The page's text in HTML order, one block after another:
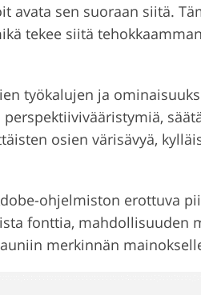
avata sen suoraan siitä.
tekee siitä
työkalujen ja
osien värisävyä,
ohjelmiston erottuva
fonttia, mahdollisuuden
merkinnän